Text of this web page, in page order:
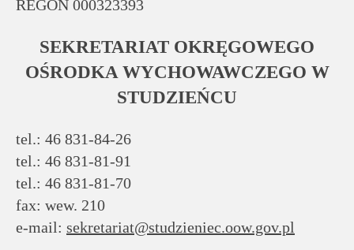
spacer
strony
Deklaracja
dostępności
REGON 000323393
SEKRETARIAT OKRĘGOWEGO
OŚRODKA WYCHOWAWCZEGO W
STUDZIEŃCU
tel.: 46 831-84-26
tel.: 46 831-81-91
tel.: 46 831-81-70
fax: wew. 210
e-mail: sekretariat@studzieniec.oow.gov.pl